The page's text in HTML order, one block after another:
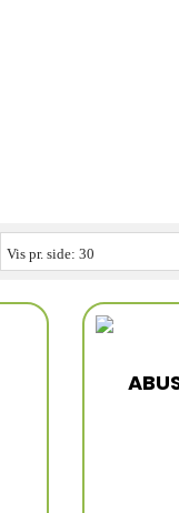
Vis pr. side: 30